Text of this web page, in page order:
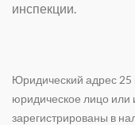
инспекции.
Юридический адрес
юридическое лицо
зарегистрированы в